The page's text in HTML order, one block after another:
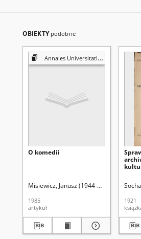
OBIEKTY podobne
Annales Universitatis Mariae Curie-Skłodowska. Sectio FF, Philologiae
O komedii
Misiewicz, Janusz (1944-2015).
1985
artykuł
1921